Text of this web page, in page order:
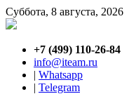
Суббота, 8 августа, 2026
+7 (499) 110-26-84
info@iteam.ru
| Whatsapp
| Telegram